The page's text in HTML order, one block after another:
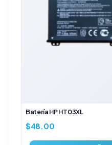
Batería HP HT03XL
$48.00